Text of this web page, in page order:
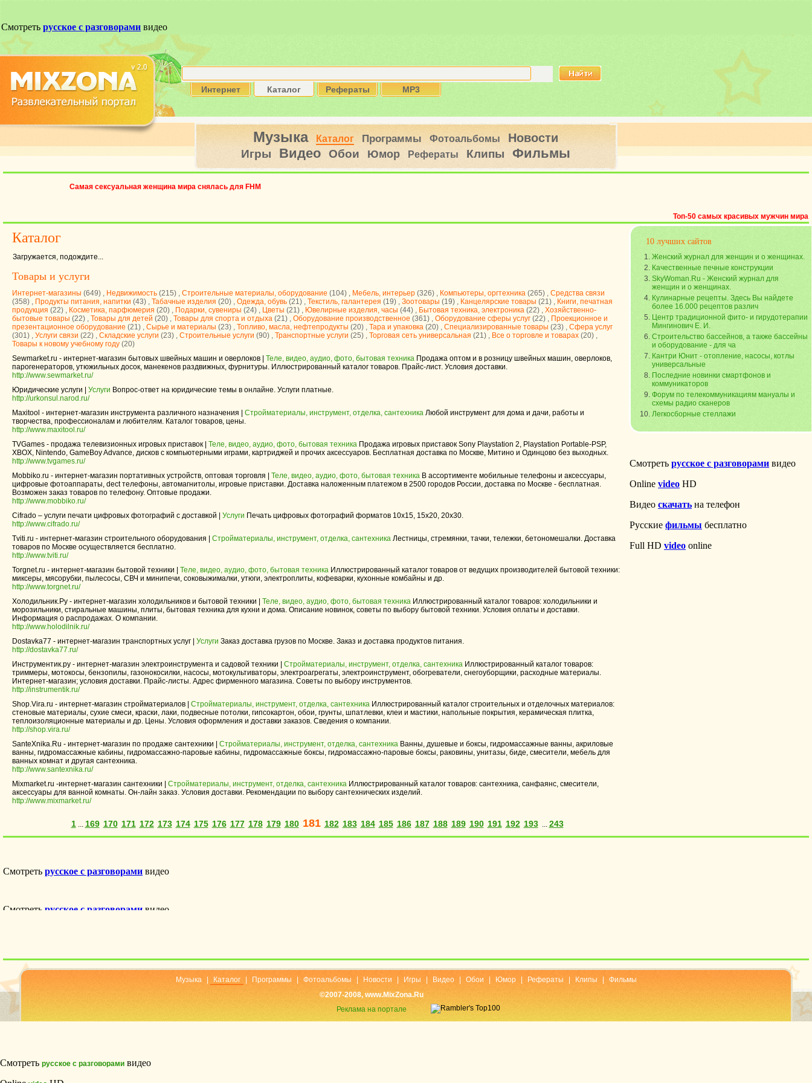
Интернет Каталог Рефераты MP3
Музыка Каталог Программы Фотоальбомы Новости
Игры Видео Обои Юмор Рефераты Клипы Фильмы
Самая сексуальная женщина мира снялась для FHM
Топ-50 самых красивых мужчин мира
Каталог
Загружается, подождите...
Товары и услуги
Интернет-магазины (649) , Недвижимость (215) , Строительные материалы, оборудование (104) , Мебель, интерьер (326) , Компьютеры, оргтехника (265) , Средства связи
(358) , Продукты питания, напитки (43) , Табачные изделия (20) , Одежда, обувь (21) , Текстиль, галантерея (19) , Зоотовары (19) , Канцелярские товары (21) , Книги, печатная
продукция (22) , Косметика, парфюмерия (20) , Подарки, сувениры (24) , Цветы (21) , Ювелирные изделия, часы (44) , Бытовая техника, электроника (22) , Хозяйственно-
бытовые товары (22) , Товары для детей (20) , Товары для спорта и отдыха (21) , Оборудование производственное (361) , Оборудование сферы услуг (22) , Проекционное и
презентационное оборудование (21) , Сырье и материалы (23) , Топливо, масла, нефтепродукты (20) , Тара и упаковка (20) , Специализированные товары (23) , Cфера услуг
(301) , Услуги связи (22) , Складские услуги (23) , Строительные услуги (90) , Транспортные услуги (25) , Торговая сеть универсальная (21) , Все о торговле и товарах (20) ,
Товары к новому учебному году (20)
Sewmarket.ru - интернет-магазин бытовых швейных машин и оверлоков | Теле, видео, аудио, фото, бытовая техника Продажа оптом и в розницу швейных машин, оверлоков,
парогенераторов, утюжильных досок, манекенов раздвижных, фурнитуры. Иллюстрированный каталог товаров. Прайс-лист. Условия доставки.
http://www.sewmarket.ru/
Юридические услуги | Услуги Вопрос-ответ на юридические темы в онлайне. Услуги платные.
http://urkonsul.narod.ru/
Maxitool - интернет-магазин инструмента различного назначения | Стройматериалы, инструмент, отделка, сантехника Любой инструмент для дома и дачи, работы и
творчества, профессионалам и любителям. Каталог товаров, цены.
http://www.maxitool.ru/
TVGames - продажа телевизионных игровых приставок | Теле, видео, аудио, фото, бытовая техника Продажа игровых приставок Sony Playstation 2, Playstation Portable-PSP,
XBOX, Nintendo, GameBoy Advance, дисков с компьютерными играми, картриджей и прочих аксессуаров. Бесплатная доставка по Москве, Митино и Одинцово без выходных.
http://www.tvgames.ru/
Mobbiko.ru - интернет-магазин портативных устройств, оптовая торговля | Теле, видео, аудио, фото, бытовая техника В ассортименте мобильные телефоны и аксессуары,
цифровые фотоаппараты, dect телефоны, автомагнитолы, игровые приставки. Доставка наложенным платежом в 2500 городов России, доставка по Москве - бесплатная.
Возможен заказ товаров по телефону. Оптовые продажи.
http://www.mobbiko.ru/
Cifrado – услуги печати цифровых фотографий с доставкой | Услуги Печать цифровых фотографий форматов 10х15, 15х20, 20х30.
http://www.cifrado.ru/
Tviti.ru - интернет-магазин строительного оборудования | Стройматериалы, инструмент, отделка, сантехника Лестницы, стремянки, тачки, тележки, бетономешалки. Доставка
товаров по Москве осуществляется бесплатно.
http://www.tviti.ru/
Torgnet.ru - интернет-магазин бытовой техники | Теле, видео, аудио, фото, бытовая техника Иллюстрированный каталог товаров от ведущих производителей бытовой техники:
миксеры, мясорубки, пылесосы, СВЧ и минипечи, соковыжималки, утюги, электроплиты, кофеварки, кухонные комбайны и др.
http://www.torgnet.ru/
Холодильник.Ру - интернет-магазин холодильников и бытовой техники | Теле, видео, аудио, фото, бытовая техника Иллюстрированный каталог товаров: холодильники и
морозильники, стиральные машины, плиты, бытовая техника для кухни и дома. Описание новинок, советы по выбору бытовой техники. Условия оплаты и доставки.
Информация о распродажах. О компании.
http://www.holodilnik.ru/
Dostavka77 - интернет-магазин транспортных услуг | Услуги Заказ доставка грузов по Москве. Заказ и доставка продуктов питания.
http://dostavka77.ru/
Инструментик.ру - интернет-магазин электроинструмента и садовой техники | Стройматериалы, инструмент, отделка, сантехника Иллюстрированный каталог товаров:
триммеры, мотокосы, бензопилы, газонокосилки, насосы, мотокультиваторы, электроагрегаты, электроинструмент, обогреватели, снегоуборщики, расходные материалы.
Интернет-магазин; условия доставки. Прайс-листы. Адрес фирменного магазина. Советы по выбору инструментов.
http://instrumentik.ru/
Shop.Vira.ru - интернет-магазин стройматериалов | Стройматериалы, инструмент, отделка, сантехника Иллюстрированный каталог строительных и отделочных материалов:
стеновые материалы, сухие смеси, краски, лаки, подвесные потолки, гипсокартон, обои, грунты, шпатлевки, клеи и мастики, напольные покрытия, керамическая плитка,
теплоизоляционные материалы и др. Цены. Условия оформления и доставки заказов. Сведения о компании.
http://shop.vira.ru/
SanteXnika.Ru - интернет-магазин по продаже сантехники | Стройматериалы, инструмент, отделка, сантехника Ванны, душевые и боксы, гидромассажные ванны, акриловые
ванны, гидромассажные кабины, гидромассажно-паровые кабины, гидромассажные боксы, гидромассажно-паровые боксы, раковины, унитазы, биде, смесители, мебель для
ванных комнат и другая сантехника.
http://www.santexnika.ru/
Mixmarket.ru -интернет-магазин сантехники | Стройматериалы, инструмент, отделка, сантехника Иллюстрированный каталог товаров: сантехника, санфаянс, смесители,
аксессуары для ванной комнаты. Он-лайн заказ. Условия доставки. Рекомендации по выбору сантехнических изделий.
http://www.mixmarket.ru/
1... 169 170 171 172 173 174 175 176 177 178 179 180 181 182 183 184 185 186 187 188 189 190 191 192 193... 243
10 лучших сайтов
Женский журнал для женщин и о женщинах.
Качественные печные конструкции
SkyWoman.Ru - Женский журнал для
женщин и о женщинах.
Кулинарные рецепты. Здесь Вы найдете
более 16.000 рецептов различ
Центр традиционной фито- и гирудотерапии
Мингинович Е. И.
Строительство бассейнов, а также бассейны
и оборудование - для ча
Кантри Юнит - отопление, насосы, котлы
универсальные
Последние новинки смартфонов и
коммуникаторов
Форум по телекоммуникациям мануалы и
схемы радио сканеров
Легкосборные стеллажи
Музыка Каталог Программы Фотоальбомы Новости Игры Видео Обои Юмор Рефераты Клипы
Фильмы
©2007-2008, www.MixZona.Ru
Реклама на портале
Смотреть русское с разговорами видео